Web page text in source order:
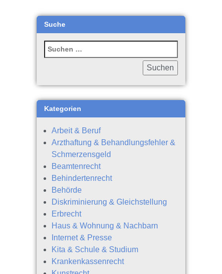
Suche
Kategorien
Arbeit & Beruf
Arzthaftung & Behandlungsfehler &
Schmerzensgeld
Beamtenrecht
Behindertenrecht
Behörde
Diskriminierung & Gleichstellung
Erbrecht
Haus & Wohnung & Nachbarn
Internet & Presse
Kita & Schule & Studium
Krankenkassenrecht